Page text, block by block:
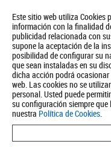
Este sitio web utiliza Cookies
información con la finalidad
publicidad relacionada con
supone la aceptación de la
posibilidad de configurar su
que sean instaladas en su
dicha acción podrá
web. Las cookies no se
personal. Usted puede
su configuración siempre que
nuestra Política de Cookies.
Quiénes somos